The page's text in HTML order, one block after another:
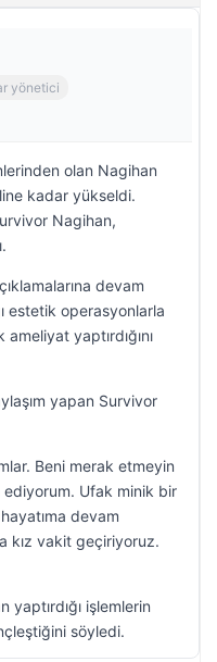
yönetici
olan Nagihan
kadar yükseldi.
Nagihan,
devam
estetik operasyonlarla
yaptırdığını
yapan Survivor
Beni merak etmeyin
ediyorum. Ufak minik bir
devam
kız vakit geçiriyoruz.
işlemlerin
söyledi.